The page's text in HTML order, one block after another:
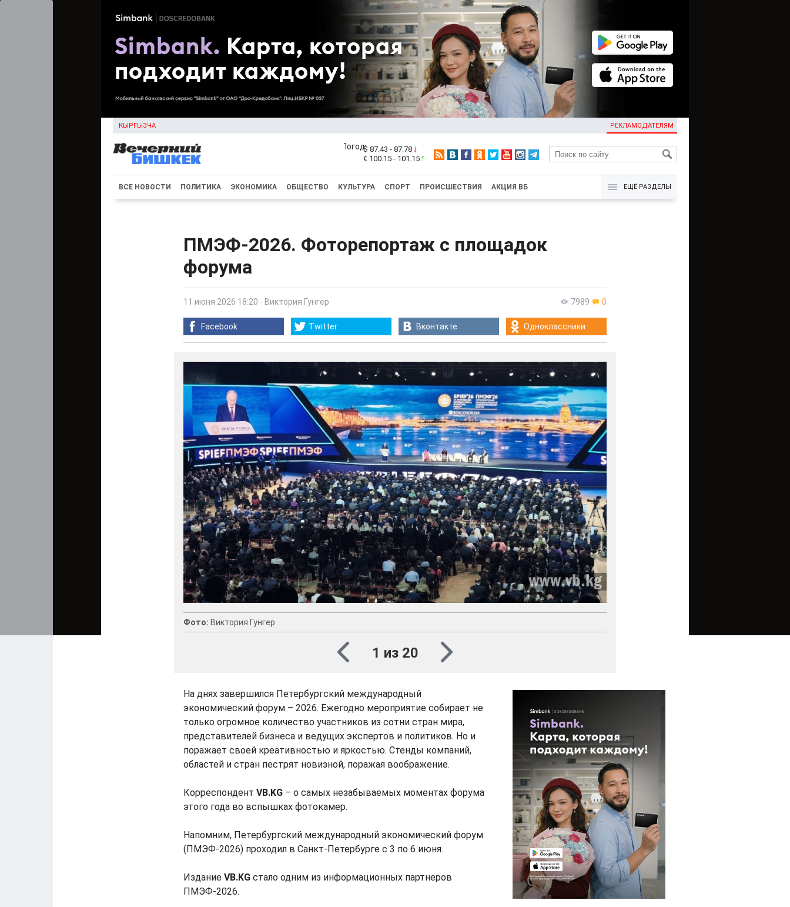
КЫРГЫЗЧА РЕКЛАМОДАТЕЛЯМ
KG
$ 87.43 - 87.78
€ 100.15 - 101.15
ВСЕ НОВОСТИ ПОЛИТИКА ЭКОНОМИКА ОБЩЕСТВО КУЛЬТУРА СПОРТ ПРОИСШЕСТВИЯ АКЦИЯ ВБ ЕЩЁ РАЗДЕЛЫ
ПМЭФ-2026. Фоторепортаж с площадок
форума
7989 0
11 июня 2026 18:20 - Виктория Гунгер
Facebook Twitter Вконтакте Одноклассники
Фото: Виктория Гунгер
1 из 20
На днях завершился Петербургский международный
экономический форум – 2026. Ежегодно мероприятие собирает не
только огромное количество участников из сотни стран мира,
представителей бизнеса и ведущих экспертов и политиков. Но и
поражает своей креативностью и яркостью. Стенды компаний,
областей и стран пестрят новизной, поражая воображение.
Корреспондент VB.KG – о самых незабываемых моментах форума
этого года во вспышках фотокамер.
Напомним, Петербургский международный экономический форум
(ПМЭФ-2026) проходил в Санкт-Петербурге с 3 по 6 июня.
Издание VB.KG стало одним из информационных партнеров
ПМЭФ-2026.